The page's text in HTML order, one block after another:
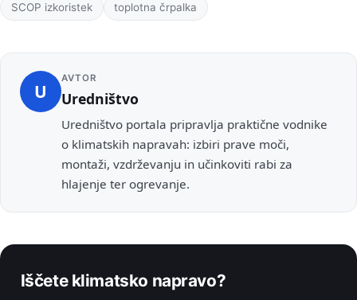
SCOP izkoristek toplotna črpalka
U
AVTOR
Uredništvo
Uredništvo portala pripravlja praktične vodnike
o klimatskih napravah: izbiri prave moči,
montaži, vzdrževanju in učinkoviti rabi za
hlajenje ter ogrevanje.
Iščete klimatsko napravo?